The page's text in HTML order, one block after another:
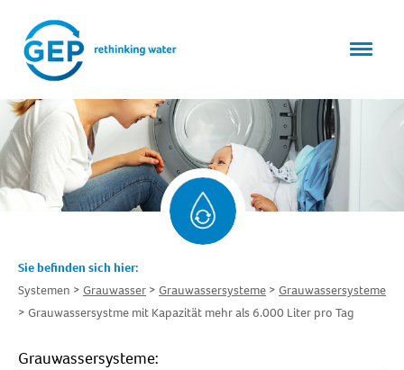
Sie befinden sich hier:
Systemen
Grauwasser Grauwassersysteme
Grauwassersysteme
Grauwassersystme mit Kapazität mehr als 6.000 Liter pro Tag
Grauwassersysteme: